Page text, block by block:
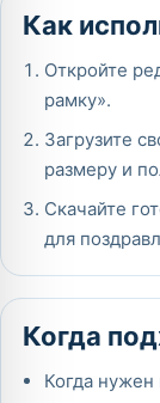
Как
Откройте
рамку».
Загрузите
размеру и
Скачайте
для
Когда
Когда